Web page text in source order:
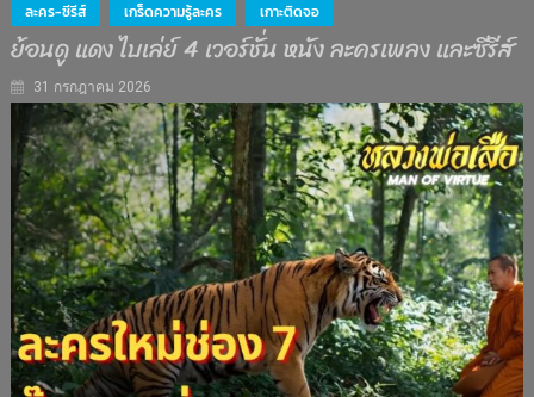
ละคร-ซีรีส์
เกร็ดความรู้ละคร เกาะติดจอ
ย้อนดู แดง ไบเล่ย์ 4 เวอร์ชั่น หนัง ละครเพลง และซีรีส์
31 กรกฎาคม 2026